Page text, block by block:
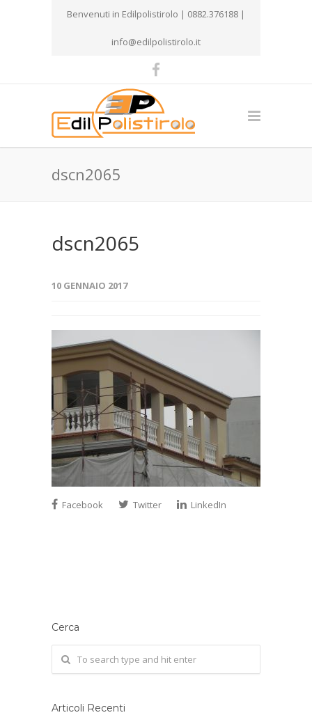
Benvenuti in Edilpolistirolo | 0882.376188 |
info@edilpolistirolo.it
dscn2065
dscn2065
10 GENNAIO 2017
Facebook Twitter LinkedIn
Cerca
Articoli Recenti